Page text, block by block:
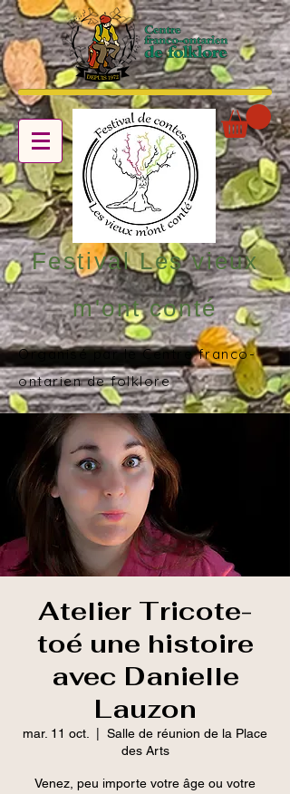
Festival Les vieux
m'ont conté
Organisé par le Centre franco-
ontarien de folklore
Atelier Tricote-
toé une histoire
avec Danielle
Lauzon
mar. 11 oct.
Salle de réunion de la Place
des Arts
Venez, peu importe votre âge ou votre